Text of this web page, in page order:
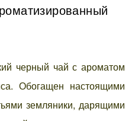
черный чай с ароматом
Обогащен настоящими
земляники, дарящими